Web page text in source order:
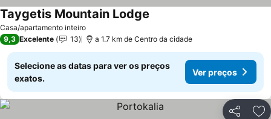
Casa/apartamento inteiro
Taygetis Mountain Lodge
9,3 Excelente 13 a 1.7 km de Centro da cidade
Selecione as datas para ver os preços
exatos.
Ver preços
Partilhar